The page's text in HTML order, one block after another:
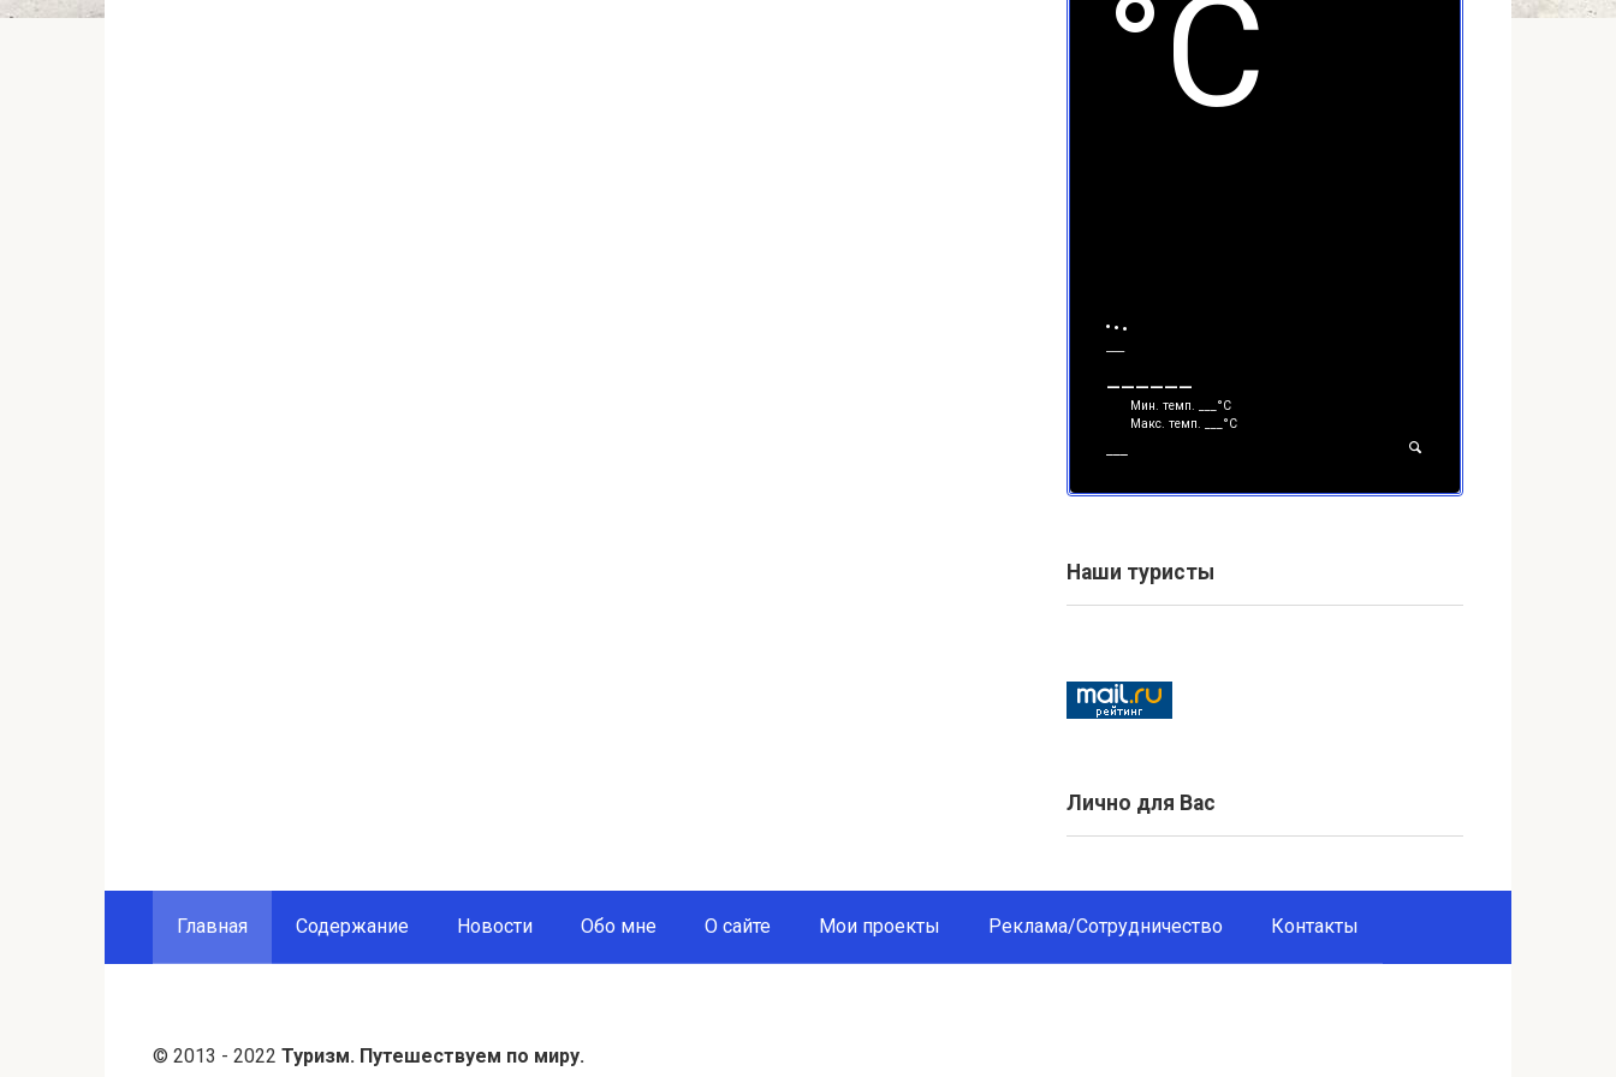
°С
Мин. темп.
°С
Макс. темп.
°С
Наши туристы
Лично для Вас
Главная Содержание Новости Обо мне О сайте Мои проекты Реклама/Сотрудничество Контакты
© 2013 - 2022 Туризм. Путешествуем по миру.